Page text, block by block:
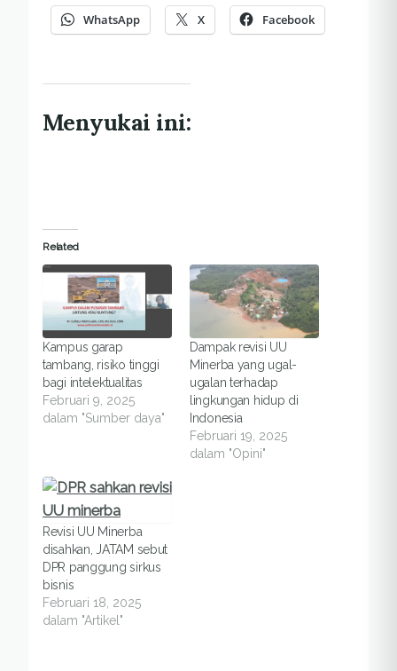
WhatsApp X Facebook
Menyukai ini:
Related
Kampus garap
tambang, risiko tinggi
bagi intelektualitas
Februari 9, 2025
dalam "Sumber daya"
Dampak revisi UU
Minerba yang ugal-
ugalan terhadap
lingkungan hidup di
Indonesia
Februari 19, 2025
dalam "Opini"
Revisi UU Minerba
disahkan, JATAM sebut
DPR panggung sirkus
bisnis
Februari 18, 2025
dalam "Artikel"